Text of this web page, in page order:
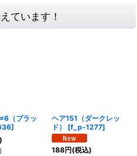
ています！
（ブラッ
]
ヘア151（ダークレッ
ド）
[f_p-1277]
188円(税込)